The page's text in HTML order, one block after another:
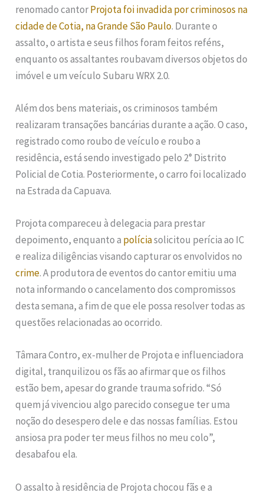
renomado cantorProjota foi invadida por criminosos na
cidade de Cotia, na Grande São Paulo. Durante o
assalto, o artista e seus filhos foram feitos reféns,
enquanto os assaltantes roubavam diversos objetos do
imóvel e um veículo Subaru WRX 2.0.
Além dos bens materiais, os criminosos também
realizaram transações bancárias durante a ação. O caso,
registrado como roubo de veículo e roubo a
residência, está sendo investigado pelo 2° Distrito
Policial de Cotia. Posteriormente, o carro foi localizado
na Estrada da Capuava.
Projota compareceu à delegacia para prestar
depoimento, enquanto a políciasolicitou perícia ao IC
e realiza diligências visando capturar os envolvidos no
crime. A produtora de eventos do cantor emitiu uma
nota informando o cancelamento dos compromissos
desta semana, a fim de que ele possa resolver todas as
questões relacionadas ao ocorrido.
Tâmara Contro, ex-mulher de Projota e influenciadora
digital, tranquilizou os fãs ao afirmar que os filhos
estão bem, apesar do grande trauma sofrido. “Só
quem já vivenciou algo parecido consegue ter uma
noção do desespero dele e das nossas famílias. Estou
ansiosa pra poder ter meus filhos no meu colo”,
desabafou ela.
O assalto à residência de Projota chocou fãs e a